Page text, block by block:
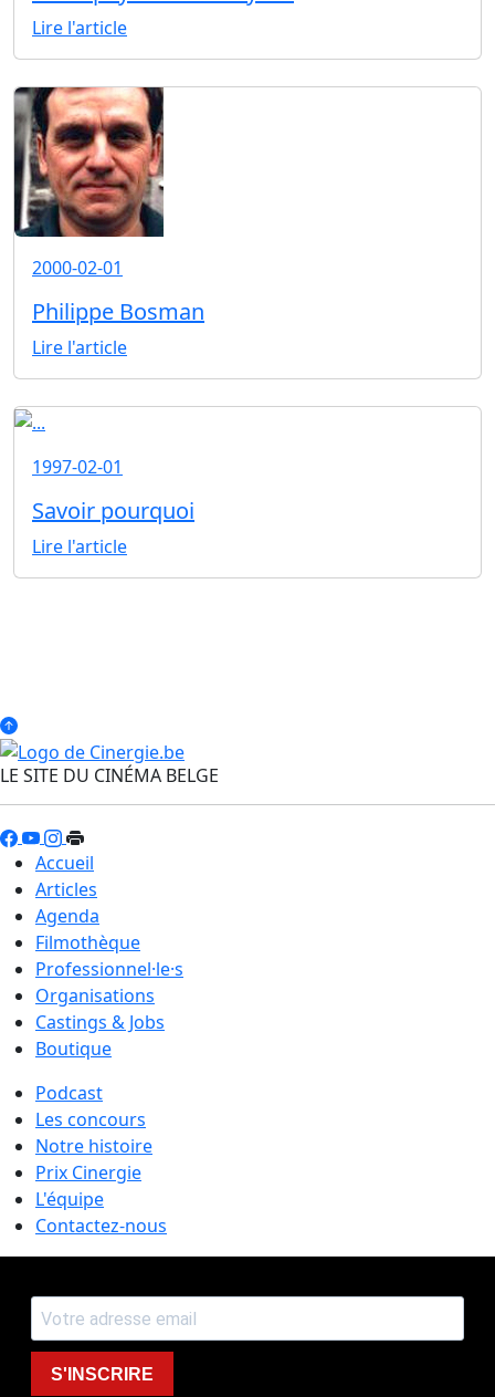
Lire l'article
2000-02-01
Philippe Bosman
Lire l'article
1997-02-01
Savoir pourquoi
Lire l'article
LE SITE DU CINÉMA BELGE
Accueil
Articles
Agenda
Filmothèque
Professionnel·le·s
Organisations
Castings & Jobs
Boutique
Podcast
Les concours
Notre histoire
Prix Cinergie
L'équipe
Contactez-nous
S'INSCRIRE